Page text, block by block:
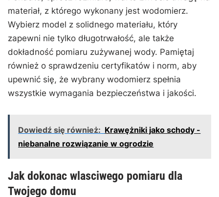
materiał, z którego wykonany jest wodomierz.
Wybierz model z ‌solidnego‍ materiału, który
zapewni nie tylko długotrwałość, ale także
dokładność pomiaru zużywanej ‌wody. Pamiętaj
‍również o sprawdzeniu ‍certyfikatów i norm, aby
upewnić się, że wybrany wodomierz spełnia
wszystkie wymagania bezpieczeństwa i jakości.
Dowiedź się również: Krawężniki jako schody -
niebanalne rozwiązanie w ogrodzie
Jak dokonac wlasciwego⁤ pomiaru dla
Twojego domu